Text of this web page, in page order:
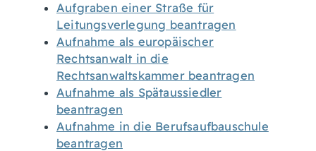
Aufgraben einer Straße für
Leitungsverlegung beantragen
Aufnahme als europäischer
Rechtsanwalt in die
Rechtsanwaltskammer beantragen
Aufnahme als Spätaussiedler
beantragen
Aufnahme in die Berufsaufbauschule
beantragen